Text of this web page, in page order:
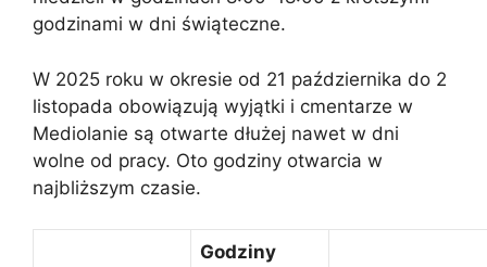
godzinami w dni świąteczne.
W 2025 roku w okresie od 21 października do 2
listopada obowiązują wyjątki i cmentarze w
Mediolanie są otwarte dłużej nawet w dni
wolne od pracy. Oto godziny otwarcia w
najbliższym czasie.
Godziny